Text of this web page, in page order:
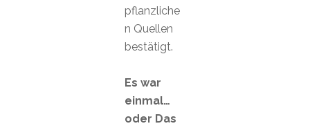
pflanzliche
n Quellen
bestätigt.
Es war
einmal…
oder Das